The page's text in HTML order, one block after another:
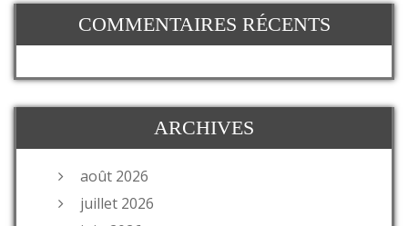
COMMENTAIRES RÉCENTS
ARCHIVES
août 2026
juillet 2026